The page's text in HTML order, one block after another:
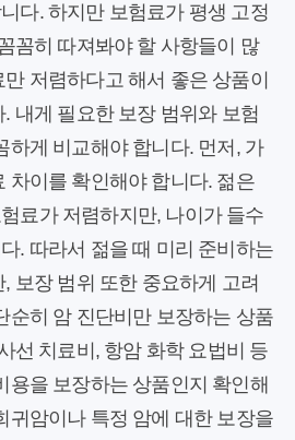
다. 하지만 보험료가 평생 고정
꼼히 따져봐야 할 사항들이 많
저렴하다고 해서 좋은 상품이
내게 필요한 보장 범위와 보험
하게 비교해야 합니다. 먼저, 가
차이를 확인해야 합니다. 젊은
료가 저렴하지만, 나이가 들수
. 따라서 젊을 때 미리 준비하는
보장 범위 또한 중요하게 고려
순히 암 진단비만 보장하는 상품
선 치료비, 항암 화학 요법비 등
용을 보장하는 상품인지 확인해
귀암이나 특정 암에 대한 보장을